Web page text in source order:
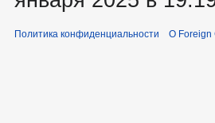
Политика конфиденциальности О Foreign